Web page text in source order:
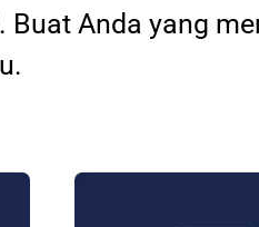
Anda yang